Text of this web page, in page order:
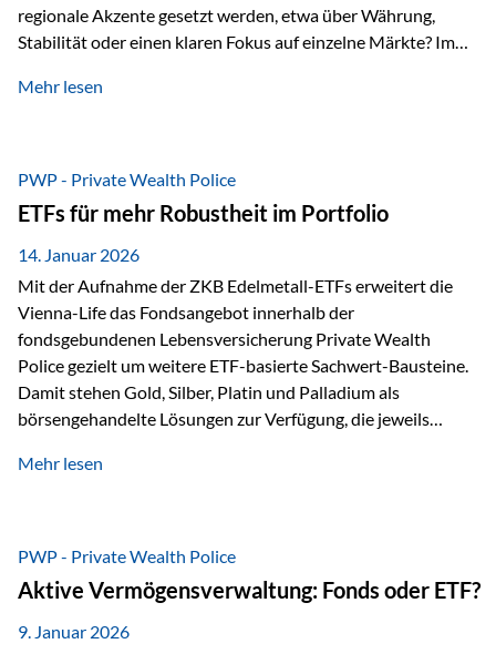
regionale Akzente gesetzt werden, etwa über Währung,
Stabilität oder einen klaren Fokus auf einzelne Märkte? Im
Wealth Police der Vienna-Life lassen sich beide Ansätze
Risikostreuung, Inflationsrobustheit und Stabilisierung. 1)
Die Philosophiefrage: breit oder bewusst? Global investieren
bedeutet: Das Portfolio bildet die Weltmärkte möglichst
breit ab, ohne die…
Mehr lesen
PWP - Private Wealth Police
ETFs für mehr Robustheit im Portfolio
14. Januar 2026
Mit der Aufnahme der ZKB Edelmetall-ETFs erweitert die
Vienna-Life das Fondsangebot innerhalb der
fondsgebundenen Lebensversicherung Private Wealth
Police gezielt um weitere ETF-basierte Sachwert-Bausteine.
Damit stehen Gold, Silber, Platin und Palladium als
börsengehandelte Lösungen zur Verfügung, die jeweils
dabei nicht auf einzelnen Marktmeinungen, sondern auf
Inflationsrobustheit und Stabilisierung – eingebettet in eine
liechtensteinische Versicherungsstruktur. Die
Sicherheitsarchitektur: Liechtenstein als Strukturprinzip Die
Private Wealth Police positioniert sich mit einer dreistufigen
Mehr lesen
PWP - Private Wealth Police
Aktive Vermögensverwaltung: Fonds oder ETF?
9. Januar 2026